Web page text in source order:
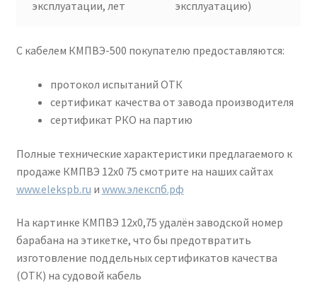
эксплуатации, лет
эксплуатацию)
С кабелем КМПВЭ-500 покупателю предоставляются:
протокол испытаний ОТК
сертификат качества от завода производителя
сертификат РКО на партию
Полные технические характеристики предлагаемого к
продаже КМПВЭ 12х0 75 смотрите на наших сайтах
www.elekspb.ru и www.элекспб.рф
На картинке КМПВЭ 12х0,75 удалён заводской номер
барабана на этикетке, что бы предотвратить
изготовление поддельных сертификатов качества
(ОТК) на судовой кабель